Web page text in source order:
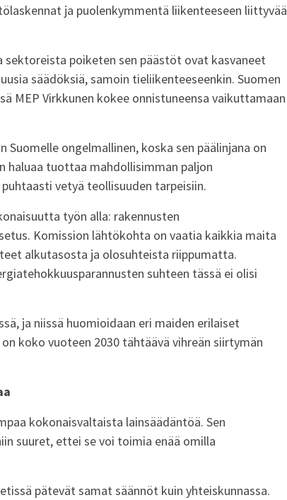
ja puolenkymmentä liikenteeseen liittyvää
sektoreista poiketen sen päästöt ovat kasvaneet
säädöksiä, samoin tieliikenteeseenkin. Suomen
MEP Virkkunen kokee onnistuneensa vaikuttamaan
ongelmallinen, koska sen päälinjana on
haluaa tuottaa mahdollisimman paljon
vetyä teollisuuden tarpeisiin.
työn alla: rakennusten
Komission lähtökohta on vaatia kaikkia maita
alkutasosta ja olosuhteista riippumatta.
suhteen tässä ei olisi
ja niissä huomioidaan eri maiden erilaiset
koko vuoteen 2030 tähtäävä vihreän siirtymän
kokonaisvaltaista lainsäädäntöä. Sen
suuret, ettei se voi toimia enää omilla
pätevät samat säännöt kuin yhteiskunnassa.